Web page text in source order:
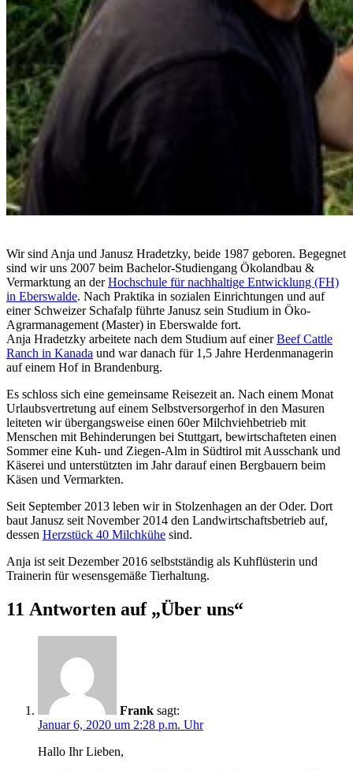
Wir sind Anja und Janusz Hradetzky, beide 1987 geboren. Begegnet
sind wir uns 2007 beim Bachelor-Studiengang Ökolandbau &
Vermarktung an derHochschule für nachhaltige Entwicklung (FH)
in Eberswalde. Nach Praktika in sozialen Einrichtungen und auf
einer Schweizer Schafalp führte Janusz sein Studium in Öko-
Agrarmanagement (Master) in Eberswalde fort.
Anja Hradetzky arbeitete nach dem Studium auf einerBeef Cattle
Ranch in Kanada und war danach für 1,5 Jahre Herdenmanagerin
auf einem Hof in Brandenburg.
Es schloss sich eine gemeinsame Reisezeit an. Nach einem Monat
Urlaubsvertretung auf einem Selbstversorgerhof in den Masuren
leiteten wir übergangsweise einen 60er Milchviehbetrieb mit
Menschen mit Behinderungen bei Stuttgart, bewirtschafteten einen
Sommer eine Kuh- und Ziegen-Alm in Südtirol mit Ausschank und
Käserei und unterstützten im Jahr darauf einen Bergbauern beim
Käsen und Vermarkten.
Seit September 2013 leben wir in Stolzenhagen an der Oder. Dort
baut Janusz seit November 2014 den Landwirtschaftsbetrieb auf,
dessen Herzstück 40 Milchkühe sind.
Anja ist seit Dezember 2016 selbstständig als Kuhflüsterin und
Trainerin für wesensgemäße Tierhaltung.
11 Antworten auf „Über uns“
Frank sagt:
Januar 6, 2020 um 2:28 p.m. Uhr
Hallo Ihr Lieben,